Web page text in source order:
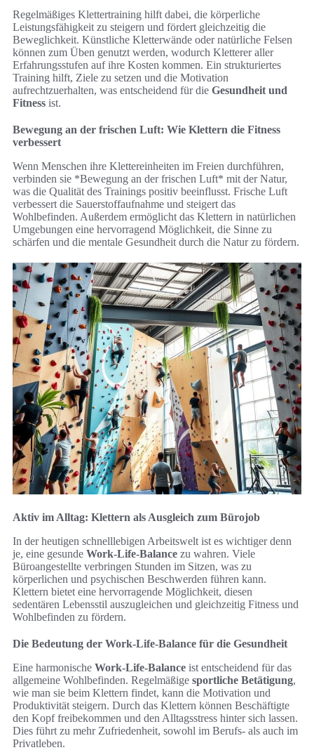
Regelmäßiges Klettertraining hilft dabei, die körperliche
Leistungsfähigkeit zu steigern und fördert gleichzeitig die
Beweglichkeit. Künstliche Kletterwände oder natürliche Felsen
können zum Üben genutzt werden, wodurch Kletterer aller
Erfahrungsstufen auf ihre Kosten kommen. Ein strukturiertes
Training hilft, Ziele zu setzen und die Motivation
aufrechtzuerhalten, was entscheidend für die Gesundheit und
Fitness ist.
Bewegung an der frischen Luft: Wie Klettern die Fitness
verbessert
Wenn Menschen ihre Klettereinheiten im Freien durchführen,
verbinden sie *Bewegung an der frischen Luft* mit der Natur,
was die Qualität des Trainings positiv beeinflusst. Frische Luft
verbessert die Sauerstoffaufnahme und steigert das
Wohlbefinden. Außerdem ermöglicht das Klettern in natürlichen
Umgebungen eine hervorragend Möglichkeit, die Sinne zu
schärfen und die mentale Gesundheit durch die Natur zu fördern.
Aktiv im Alltag: Klettern als Ausgleich zum Bürojob
In der heutigen schnelllebigen Arbeitswelt ist es wichtiger denn
je, eine gesunde Work-Life-Balance zu wahren. Viele
Büroangestellte verbringen Stunden im Sitzen, was zu
körperlichen und psychischen Beschwerden führen kann.
Klettern bietet eine hervorragende Möglichkeit, diesen
sedentären Lebensstil auszugleichen und gleichzeitig Fitness und
Wohlbefinden zu fördern.
Die Bedeutung der Work-Life-Balance für die Gesundheit
Eine harmonische Work-Life-Balance ist entscheidend für das
allgemeine Wohlbefinden. Regelmäßige sportliche Betätigung,
wie man sie beim Klettern findet, kann die Motivation und
Produktivität steigern. Durch das Klettern können Beschäftigte
den Kopf freibekommen und den Alltagsstress hinter sich lassen.
Dies führt zu mehr Zufriedenheit, sowohl im Berufs- als auch im
Privatleben.